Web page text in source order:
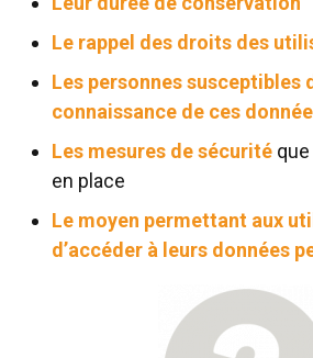
Le rappel des droits des
Les personnes susceptibles
connaissance de ces
Les mesures de sécurité
en place
Le moyen permettant aux
d’accéder à leurs données